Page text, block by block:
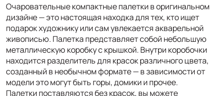
Очаровательные компактные палетки в оригинальном
дизайне — это настоящая находка для тех, кто ищет
подарок художнику или сам увлекается акварельной
живописью. Палетка представляет собой небольшую
металлическую коробку с крышкой. Внутри коробочки
находится разделитель для красок различного цвета,
созданный в необычном формате — в зависимости от
модели это могут быть горы, домики и прочее.
Палетки поставляются без красок, вы можете